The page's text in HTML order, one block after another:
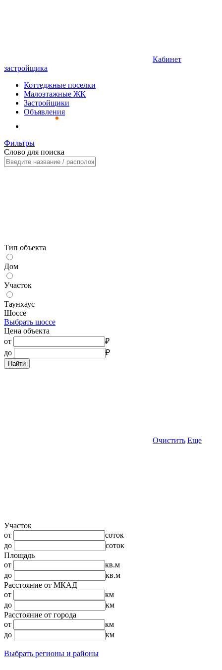
Кабинет
застройщика
Коттеджные поселки
Малоэтажные ЖК
Застройщики
Объявления
Фильтры
Слово для поиска
Тип объекта
Дом
Участок
Таунхаус
Шоссе
Выбрать шоссе
Цена объекта
от
₽
до
₽
Найти
Очистить Еще
Участок
от
соток
до
соток
Площадь
от
кв.м
до
кв.м
Расстояние от МКАД
от
км
до
км
Расстояние от города
от
км
до
км
Выбрать регионы и районы